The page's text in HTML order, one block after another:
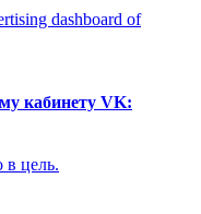
кабинету VK: